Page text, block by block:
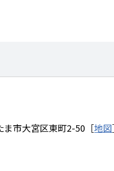
ま市大宮区東町2-50［地図